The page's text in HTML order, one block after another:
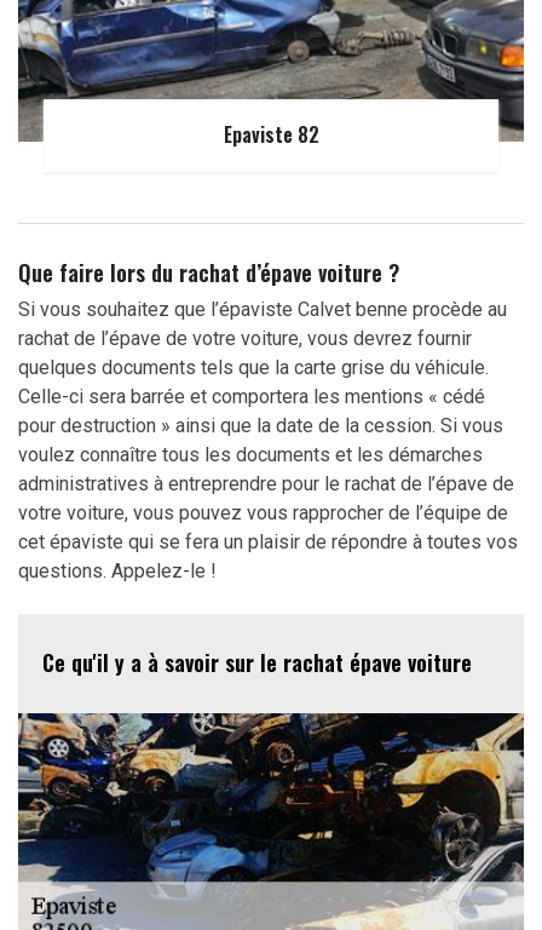
Epaviste 82
Que faire lors du rachat d’épave voiture ?
Si vous souhaitez que l’épaviste Calvet benne procède au
rachat de l’épave de votre voiture, vous devrez fournir
quelques documents tels que la carte grise du véhicule.
Celle-ci sera barrée et comportera les mentions « cédé
pour destruction » ainsi que la date de la cession. Si vous
voulez connaître tous les documents et les démarches
administratives à entreprendre pour le rachat de l’épave de
votre voiture, vous pouvez vous rapprocher de l’équipe de
cet épaviste qui se fera un plaisir de répondre à toutes vos
questions. Appelez-le !
Ce qu'il y a à savoir sur le rachat épave voiture